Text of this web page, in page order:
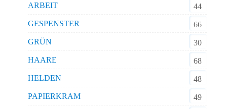
ARBEIT
44
GESPENSTER
66
GRÜN
30
HAARE
68
HELDEN
48
PAPIERKRAM
49